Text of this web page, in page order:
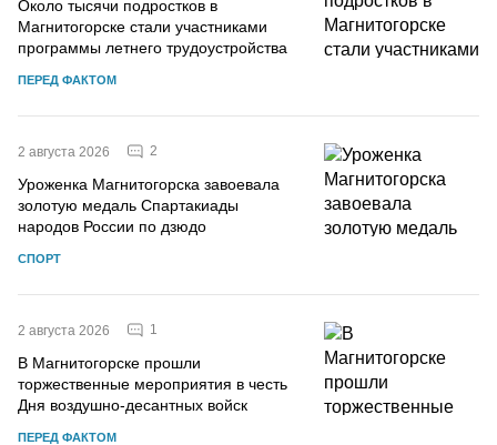
Около тысячи подростков в
Магнитогорске стали участниками
программы летнего трудоустройства
ПЕРЕД ФАКТОМ
2 августа 2026 2
Уроженка Магнитогорска завоевала
золотую медаль Спартакиады
народов России по дзюдо
СПОРТ
2 августа 2026 1
В Магнитогорске прошли
торжественные мероприятия в честь
Дня воздушно-десантных войск
ПЕРЕД ФАКТОМ